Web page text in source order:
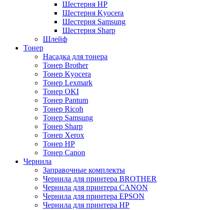
Шестерня HP
Шестерня Kyocera
Шестерня Samsung
Шестерня Sharp
Шлейф
Тонер
Насадка для тонера
Тонер Brother
Тонер Kyocera
Тонер Lexmark
Тонер OKI
Тонер Pantum
Тонер Ricoh
Тонер Samsung
Тонер Sharp
Тонер Xerox
Тонер НР
Тонер Саnon
Чернила
Заправочные комплекты
Чернила для принтера BROTHER
Чернила для принтера CANON
Чернила для принтера EPSON
Чернила для принтера HP